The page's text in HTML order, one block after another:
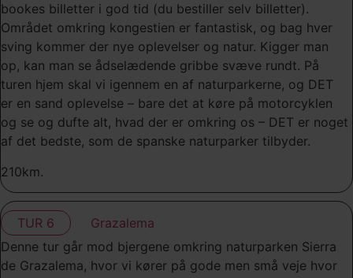
bookes billetter i god tid (du bestiller selv billetter).
Området omkring kongestien er fantastisk, og bag hver
sving kommer der nye oplevelser og natur. Kigger man
op, kan man se ådselædende gribbe svæve rundt. På
turen hjem skal vi igennem en af naturparkerne, og DET
er en sand oplevelse – bare det at køre på motorcyklen
og se og dufte alt, hvad der er omkring os – DET er noget
af det bedste, som de spanske naturparker tilbyder.
210km.
TUR 6
Grazalema
Denne tur går mod bjergene omkring naturparken Sierra
de Grazalema, hvor vi kører på gode men små veje hvor